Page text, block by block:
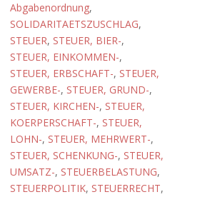
Abgabenordnung,
SOLIDARITAETSZUSCHLAG,
STEUER, STEUER, BIER-,
STEUER, EINKOMMEN-,
STEUER, ERBSCHAFT-, STEUER,
GEWERBE-, STEUER, GRUND-,
STEUER, KIRCHEN-, STEUER,
KOERPERSCHAFT-, STEUER,
LOHN-, STEUER, MEHRWERT-,
STEUER, SCHENKUNG-, STEUER,
UMSATZ-, STEUERBELASTUNG,
STEUERPOLITIK, STEUERRECHT,